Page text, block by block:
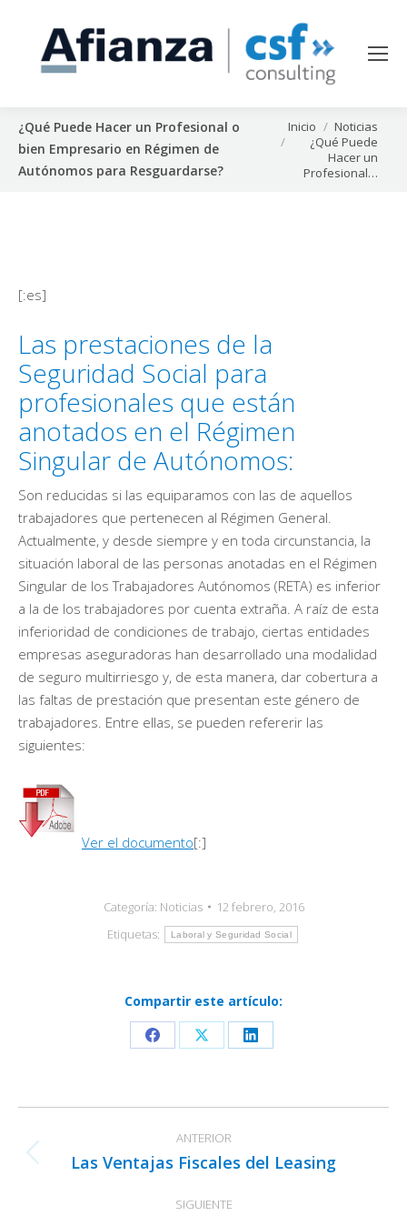
¿Qué Puede Hacer un Profesional o
bien Empresario en Régimen de
Autónomos para Resguardarse?
Estás aquí:
Inicio
Noticias
¿Qué Puede
Hacer un
Profesional…
[:es]
Las prestaciones de la
Seguridad Social para
profesionales que están
anotados en el Régimen
Singular de Autónomos:
Son reducidas si las equiparamos con las de aquellos
trabajadores que pertenecen al Régimen General.
Actualmente, y desde siempre y en toda circunstancia, la
situación laboral de las personas anotadas en el Régimen
Singular de los Trabajadores Autónomos (RETA) es inferior
a la de los trabajadores por cuenta extraña. A raíz de esta
inferioridad de condiciones de trabajo, ciertas entidades
empresas aseguradoras han desarrollado una modalidad
de seguro multirriesgo y, de esta manera, dar cobertura a
las faltas de prestación que presentan este género de
trabajadores. Entre ellas, se pueden refererir las
siguientes:
Ver el documento[:]
Categoría: Noticias
12 febrero, 2016
Etiquetas:
Laboral y Seguridad Social
Compartir este artículo:
Share
Facebook
Share
X
Share
LinkedIn
entre
publicaciones
ANTERIOR
Publicación
Las Ventajas Fiscales del Leasing
SIGUIENTE